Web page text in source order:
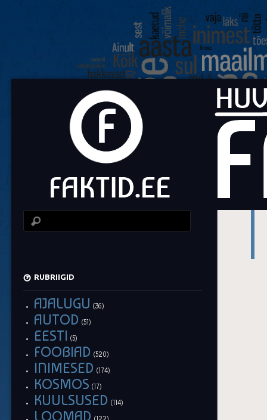
RUBRIIGID
AJALUGU (36)
AUTOD (51)
EESTI (5)
FOOBIAD (520)
INIMESED (174)
KOSMOS (17)
KUULSUSED (114)
LOOMAD